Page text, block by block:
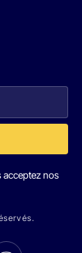
acceptez nos